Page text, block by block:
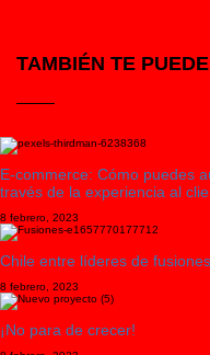
TAMBIÉN TE
E-commerce: Cómo puedes
través de la experiencia al
8 febrero, 2023
Chile entre líderes de
8 febrero, 2023
¡No para de crecer!